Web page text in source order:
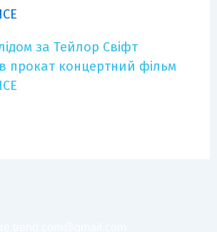
за Тейлор Свіфт
прокат концертний фільм